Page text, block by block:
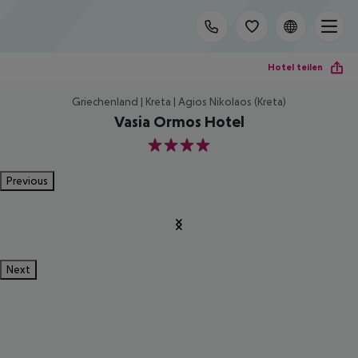
Hotel teilen
Griechenland | Kreta | Agios Nikolaos (Kreta)
Vasia Ormos Hotel
4
Previous
Next